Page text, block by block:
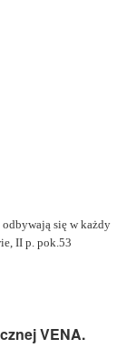
odbywają się w każdy
II p. pok.53
VENA.